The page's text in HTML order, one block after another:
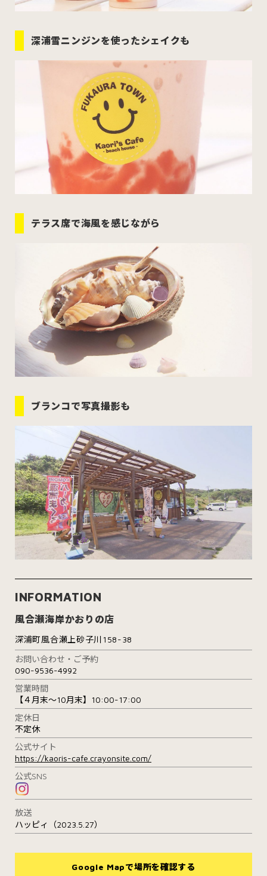
深浦雪ニンジンを使ったシェイクも
テラス席で海風を感じながら
ブランコで写真撮影も
INFORMATION
風合瀬海岸かおりの店
深浦町風合瀬上砂子川158-38
お問い合わせ・ご予約
090-9536-4992
営業時間
【４月末～10月末】10:00-17:00
定休日
不定休
公式サイト
https://kaoris-cafe.crayonsite.com/
公式SNS
放送
ハッピィ（2023.5.27）
Google Mapで場所を確認する